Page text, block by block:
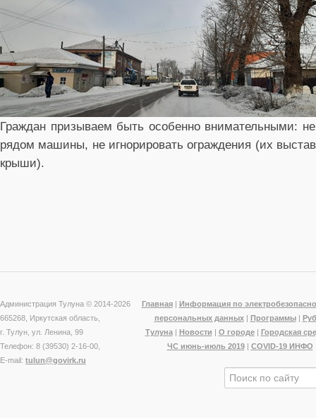
Граждан призываем быть особенно внимательными:
рядом машины, не игнорировать ограждения (их
крыши).
Администрация Тулуна © 2014-2026
665268, Иркутская область,
г. Тулун, ул. Ленина, 99
Телефон: 8 (39530) 2-16-00,
E-mail: tulun@govirk.ru
Главная| Информация по
персональных данных| Программы|
Тулуна| Новости | О городе| Городская
ЧС июнь-июль 2019| COVID-19 ИНФО